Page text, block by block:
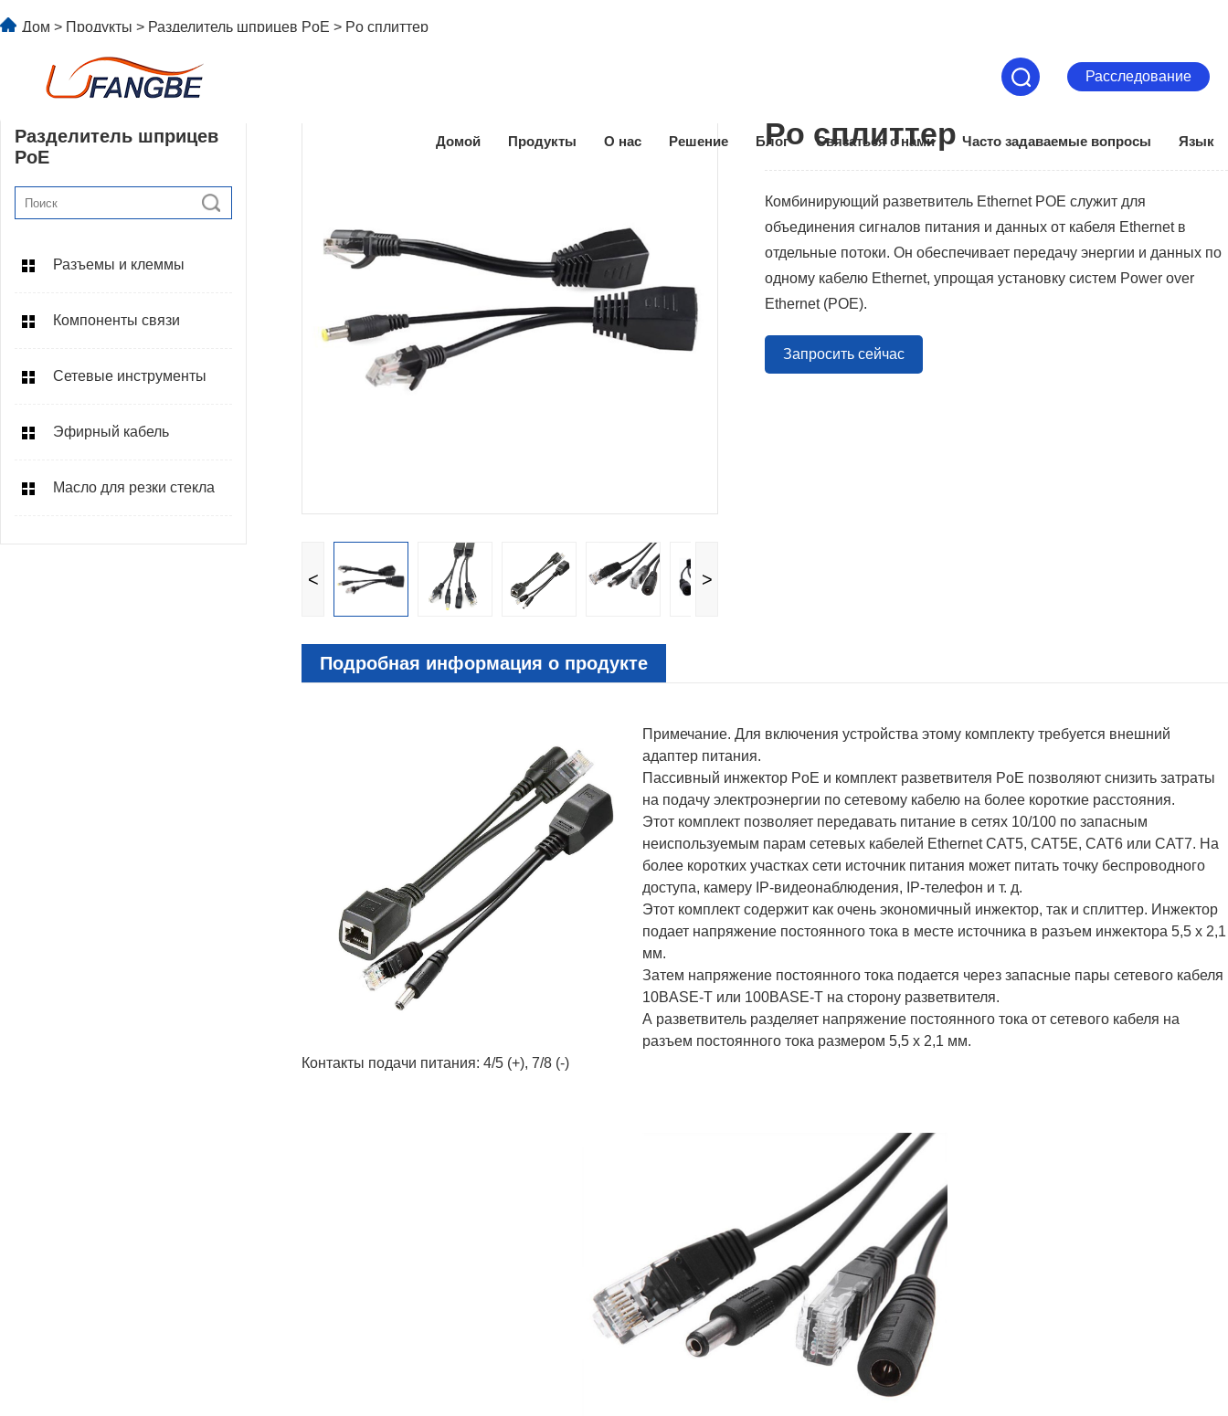
Расследование
Домой Продукты О нас Решение Блог Связаться с нами Часто задаваемые вопросы Язык
Дом > Продукты > Разделитель шприцев PoE > Po сплиттер
Разделитель шприцев
PoE
Разъемы и клеммы
Компоненты связи
Сетевые инструменты
Эфирный кабель
Масло для резки стекла
< >
Po сплиттер
Комбинирующий разветвитель Ethernet POE служит для
объединения сигналов питания и данных от кабеля Ethernet в
отдельные потоки. Он обеспечивает передачу энергии и данных по
одному кабелю Ethernet, упрощая установку систем Power over
Ethernet (POE).
Запросить сейчас
Подробная информация о продукте
Примечание. Для включения устройства этому комплекту требуется внешний
адаптер питания.
Пассивный инжектор PoE и комплект разветвителя PoE позволяют снизить затраты
на подачу электроэнергии по сетевому кабелю на более короткие расстояния.
Этот комплект позволяет передавать питание в сетях 10/100 по запасным
неиспользуемым парам сетевых кабелей Ethernet CAT5, CAT5E, CAT6 или CAT7. На
более коротких участках сети источник питания может питать точку беспроводного
доступа, камеру IP-видеонаблюдения, IP-телефон и т. д.
Этот комплект содержит как очень экономичный инжектор, так и сплиттер. Инжектор
подает напряжение постоянного тока в месте источника в разъем инжектора 5,5 x 2,1
мм.
Затем напряжение постоянного тока подается через запасные пары сетевого кабеля
10BASE-T или 100BASE-T на сторону разветвителя.
А разветвитель разделяет напряжение постоянного тока от сетевого кабеля на
разъем постоянного тока размером 5,5 x 2,1 мм.
Контакты подачи питания: 4/5 (+), 7/8 (-)